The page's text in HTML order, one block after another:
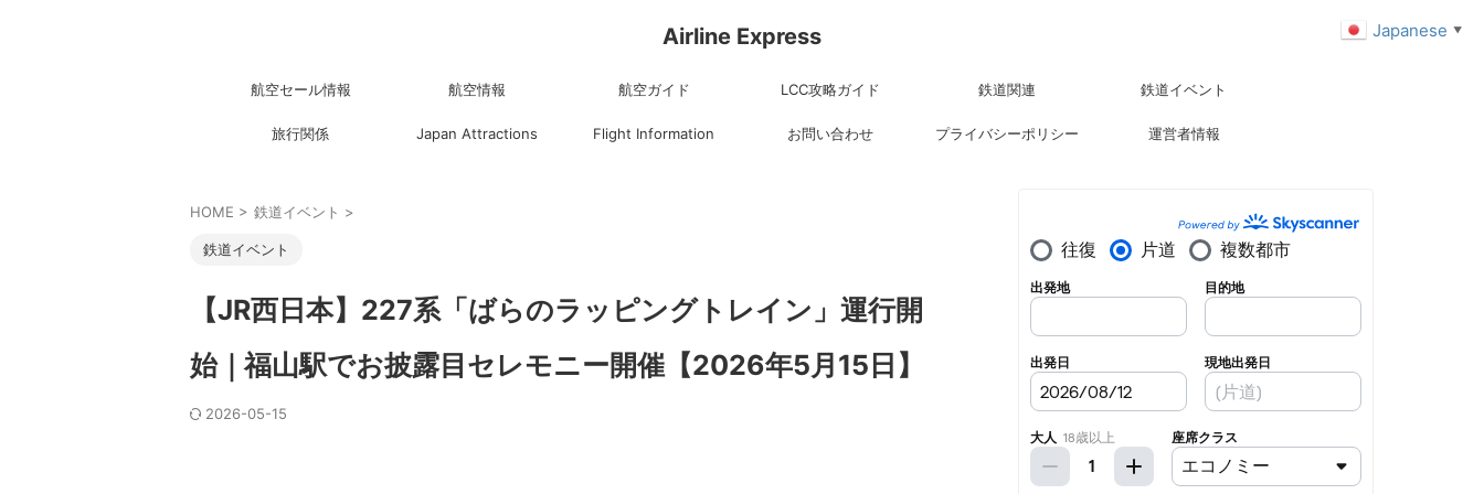
Airline Express
航空セール情報 航空情報 航空ガイド LCC攻略ガイド 鉄道関連 鉄道イベント
旅行関係 Japan Attractions Flight Information お問い合わせ プライバシーポリシー 運営者情報
HOME > 鉄道イベント >
鉄道イベント
【JR西日本】227系「ばらのラッピングトレイン」運行開
始｜福山駅でお披露目セレモニー開催【2026年5月15日】
2026-05-15
Japanese ▼